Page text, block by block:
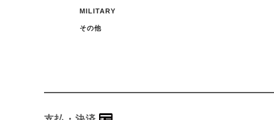
MILITARY
その他